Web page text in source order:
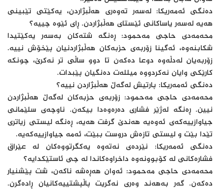
دەنگی ئەمەریکا: لەسەر تەوەری هەڵبژاردن، یەکێتی تێبینی
هەیە لەسەر یاساکانی ئێستای هەڵبژاردن. ڕای ئێوە چییە؟
محەمەدی حاجی مەحمود: ڕەنگە شتەکان بەسەر یەکێتیدا
شکابنەوە، ئەگینا زۆربەی حزبەکان هەڵبژاردنیان پێخۆش نییە.
زۆربەیان لەدڵەوە دوعا دەکەن تا دوو ساڵی تر نەکرێ، چونکە
کارێکی وایان نەکردووە میللەت دەنگیان پێبدات.
دەنگی ئەمەریکا: پارتیش لەگەڵ هەڵبژاردن نییە؟
محەمەدی حاجی مەحمود: زۆربەی حزبەکان لەگەڵ هەڵبژاردن
نیین. ڕەنگە لەژێر فشاری دەرەوەدا بیکەن. ناوچەی سلێمانی
جیاوازییەکەی ئەوەیە هەندێ گرفت هەیە، ڕەنگە لیستی زیاتری
تێدا بێت و لیستی تازەش دروست ببێت، ئەمە جیاوازییەکەیە.
دەنگی ئەمەریکا: نێردەی نەتەوە یەکگرتووەکان لە عێراق
فشارەکانی لە کۆبوونەوە داخراوەکاندا لە چی ئاستێکدایە؟
محەمەدی حاجی مەحمود: ئەوان هەڕەشە ناکەن، شت پێشنیار
دەکەن. گەر بەهەند وەری نەگریت پاڵپشتییەکانیان ڕادەگرن.